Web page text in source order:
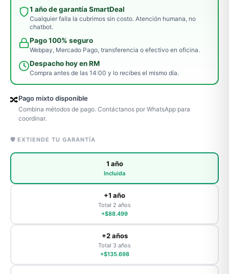
1 año de garantía SmartDeal
Cualquier falla la cubrimos sin costo. Atención humana, no
chatbot.
Pago 100% seguro
Webpay, Mercado Pago, transferencia o efectivo en oficina.
Despacho hoy en RM
Compra antes de las 14:00 y lo recibes el mismo día.
🔀Pago mixto disponible
Combina métodos de pago. Contáctanos por WhatsApp para
coordinar.
🛡️ EXTIENDE TU GARANTÍA
1 año
Incluida
+1 año
Total 2 años
+$88.499
+2 años
Total 3 años
+$135.698